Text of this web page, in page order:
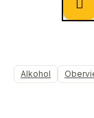
Alkohol